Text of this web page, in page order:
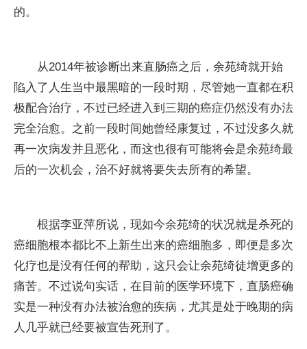
的。
从2014年被诊断出来直肠癌之后，余苑绮就开始
陷入了人生当中最黑暗的一段时期，尽管她一直都在积
极配合治疗，不过已经进入到三期的癌症仍然没有办法
完全治愈。之前一段时间她曾经康复过，不过没多久就
再一次病发并且恶化，而这也很有可能将会是余苑绮最
后的一次机会，治不好就将要失去所有的希望。
根据李亚萍所说，现如今余苑绮的状况就是杀死的
癌细胞根本都比不上新生出来的癌细胞多，即便是多次
化疗也是没有任何的帮助，这只会让余苑绮徒增更多的
痛苦。不过说句实话，在目前的医学环境下，直肠癌确
实是一种没有办法被治愈的疾病，尤其是处于晚期的病
人几乎就已经要被宣告死刑了。